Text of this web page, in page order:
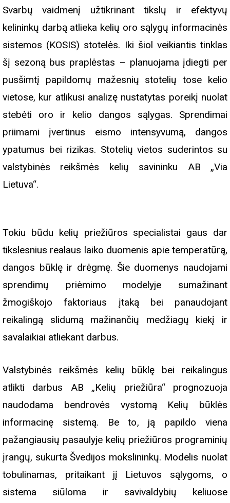
Svarbų vaidmenį užtikrinant tikslų ir efektyvų
kelininkų darbą atlieka kelių oro sąlygų informacinės
sistemos (KOSIS) stotelės. Iki šiol veikiantis tinklas
šį sezoną bus praplėstas – planuojama įdiegti per
pusšimtį papildomų mažesnių stotelių tose kelio
vietose, kur atlikusi analizę nustatytas poreikį nuolat
stebėti oro ir kelio dangos sąlygas. Sprendimai
priimami įvertinus eismo intensyvumą, dangos
ypatumus bei rizikas. Stotelių vietos suderintos su
valstybinės reikšmės kelių savininku AB „Via
Lietuva“.
Tokiu būdu kelių priežiūros specialistai gaus dar
tikslesnius realaus laiko duomenis apie temperatūrą,
dangos būklę ir drėgmę. Šie duomenys naudojami
sprendimų priėmimo modelyje sumažinant
žmogiškojo faktoriaus įtaką bei panaudojant
reikalingą slidumą mažinančių medžiagų kiekį ir
savalaikiai atliekant darbus.
Valstybinės reikšmės kelių būklę bei reikalingus
atlikti darbus AB „Kelių priežiūra“ prognozuoja
naudodama bendrovės vystomą Kelių būklės
informacinę sistemą. Be to, ją papildo viena
pažangiausių pasaulyje kelių priežiūros programinių
įrangų, sukurta Švedijos mokslininkų. Modelis nuolat
tobulinamas, pritaikant jį Lietuvos sąlygoms, o
sistema siūloma ir savivaldybių keliuose